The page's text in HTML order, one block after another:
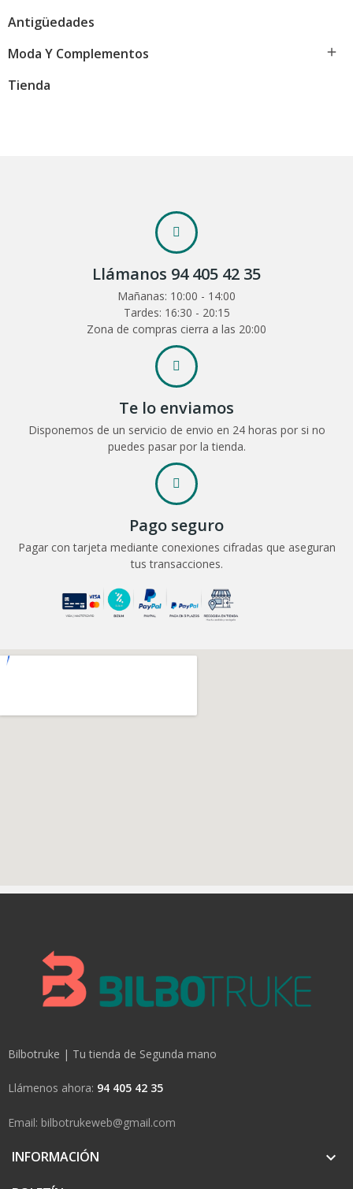
Antigüedades
Moda Y Complementos

Tienda
Llámanos 94 405 42 35
Mañanas: 10:00 - 14:00
Tardes: 16:30 - 20:15
Zona de compras cierra a las 20:00
Te lo enviamos
Disponemos de un servicio de envio en 24 horas por si no
puedes pasar por la tienda.
Pago seguro
Pagar con tarjeta mediante conexiones cifradas que aseguran
tus transacciones.
Bilbotruke | Tu tienda de Segunda mano
Llámenos ahora: 94 405 42 35
Email: bilbotrukeweb@gmail.com
INFORMACIÓN 